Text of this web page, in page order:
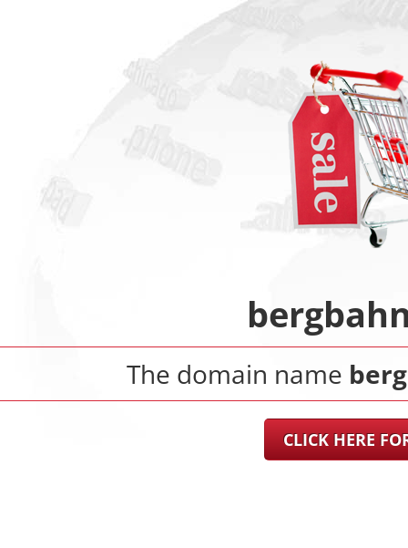
The domain name
CLICK HERE